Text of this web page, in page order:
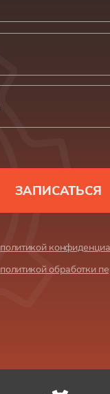
ЗАПИСАТЬСЯ
политикой
политикой обработки